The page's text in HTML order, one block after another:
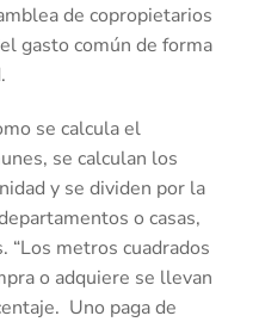
de copropietarios
gasto común de forma
se calcula el
se calculan los
y se dividen por la
o casas,
“Los metros cuadrados
o adquiere se llevan
Uno paga de